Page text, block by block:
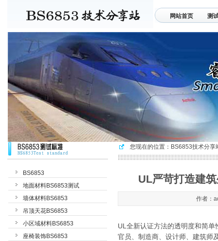
网站首页 测
联系我们
BS6853
地面材料BS6853测试
墙体材料BS6853
吊顶天花BS6853
小区域材料BS6853
座椅装饰BS6853
您现在的位置： BS6853技术分享
UL严苛打造建
作者：
UL全新认证方法的透明度和简
官员、制造商、设计师、建筑师